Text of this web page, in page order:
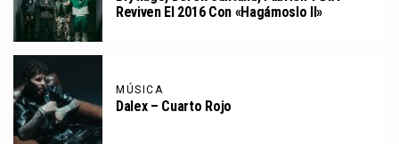
Reviven El 2016 Con «Hagámoslo II»
MÚSICA
Dalex – Cuarto Rojo